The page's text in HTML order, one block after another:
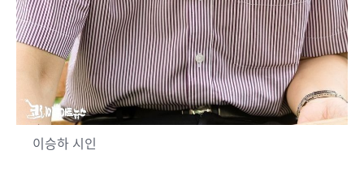
이승하 시인